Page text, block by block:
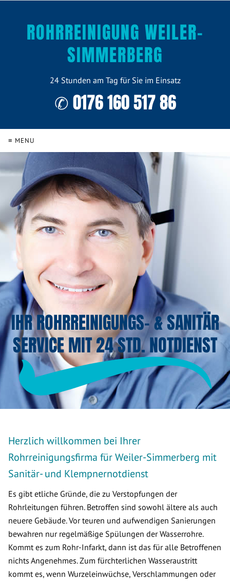
ROHRREINIGUNG WEILER-
SIMMERBERG
24 Stunden am Tag für Sie im Einsatz
✆ 0176 160 517 86
≡ MENU
IHR ROHRREINIGUNGS- & SANITÄR
SERVICE MIT 24 STD. NOTDIENST
Herzlich willkommen bei Ihrer
Rohrreinigungsfirma für Weiler-Simmerberg mit
Sanitär- und Klempnernotdienst
Es gibt etliche Gründe, die zu Verstopfungen der
Rohrleitungen führen. Betroffen sind sowohl ältere als auch
neuere Gebäude. Vor teuren und aufwendigen Sanierungen
bewahren nur regelmäßige Spülungen der Wasserrohre.
Kommt es zum Rohr-Infarkt, dann ist das für alle Betroffenen
nichts Angenehmes. Zum fürchterlichen Wasseraustritt
kommt es, wenn Wurzeleinwüchse, Verschlammungen oder